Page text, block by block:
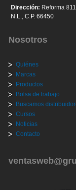
Dirección: Reforma
N.L., C.P. 66450
Nosotros
Quiénes
Marcas
Productos
Bolsa de trabajo
Buscamos
Cursos
Noticias
Contacto